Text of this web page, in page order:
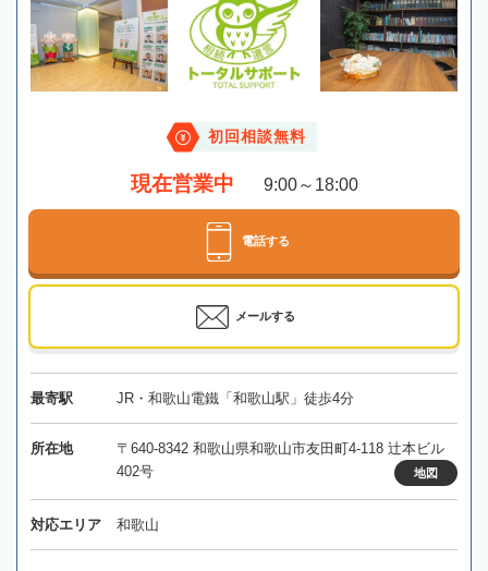
初回相談無料
現在営業中 9:00～18:00
電話する
メールする
最寄駅 JR・和歌山電鐵「和歌山駅」徒歩4分
所在地
〒640-8342 和歌山県和歌山市友田町4-118 辻本ビル
402号
地図
対応エリア 和歌山